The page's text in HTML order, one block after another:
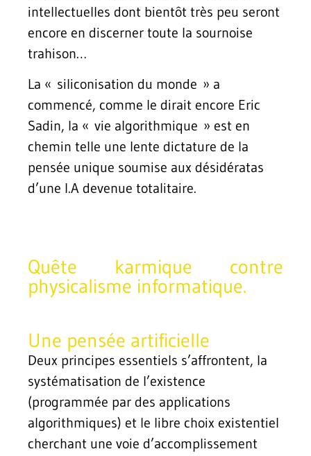
intellectuelles dont bientôt très peu seront
encore en discerner toute la sournoise
trahison…
La « siliconisation du monde » a
commencé, comme le dirait encore Eric
Sadin, la « vie algorithmique » est en
chemin telle une lente dictature de la
pensée unique soumise aux désidératas
d’une I.A devenue totalitaire.
Quête karmique contre
physicalisme informatique.
Une pensée artificielle
Deux principes essentiels s’affrontent, la
systématisation de l’existence
(programmée par des applications
algorithmiques) et le libre choix existentiel
cherchant une voie d’accomplissement